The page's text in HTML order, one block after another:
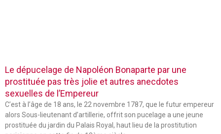
Le dépucelage de Napoléon Bonaparte par une
prostituée pas très jolie et autres anecdotes
sexuelles de l’Empereur
C’est à l’âge de 18 ans, le 22 novembre 1787, que le futur empereur
alors Sous-lieutenant d’artillerie, offrit son pucelage a une jeune
prostituée du jardin du Palais Royal, haut lieu de la prostitution